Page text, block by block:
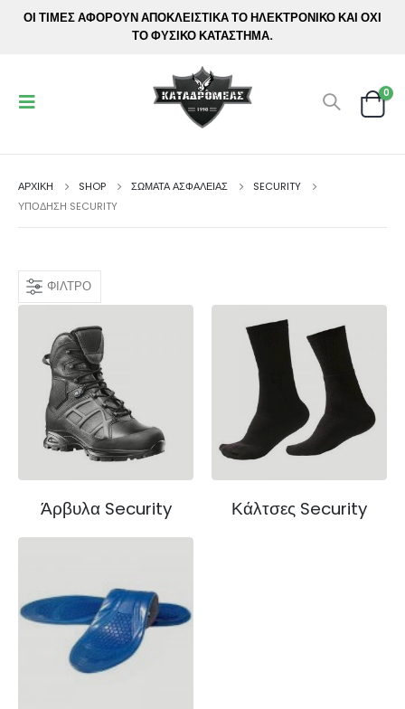
ΟΙ ΤΙΜΕΣ ΑΦΟΡΟΥΝ ΑΠΟΚΛΕΙΣΤΙΚΑ ΤΟ ΗΛΕΚΤΡΟΝΙΚΟ ΚΑΙ ΟΧΙ
ΤΟ ΦΥΣΙΚΟ ΚΑΤΑΣΤΗΜΑ.
0
ΑΡΧΙΚΉ SHOP ΣΩΜΑΤΑ ΑΣΦΑΛΕΙΑΣ
SECURITY
ΥΠΌΔΗΣΗ SECURITY
ΦΊΛΤΡΟ
Άρβυλα Security Κάλτσες Security